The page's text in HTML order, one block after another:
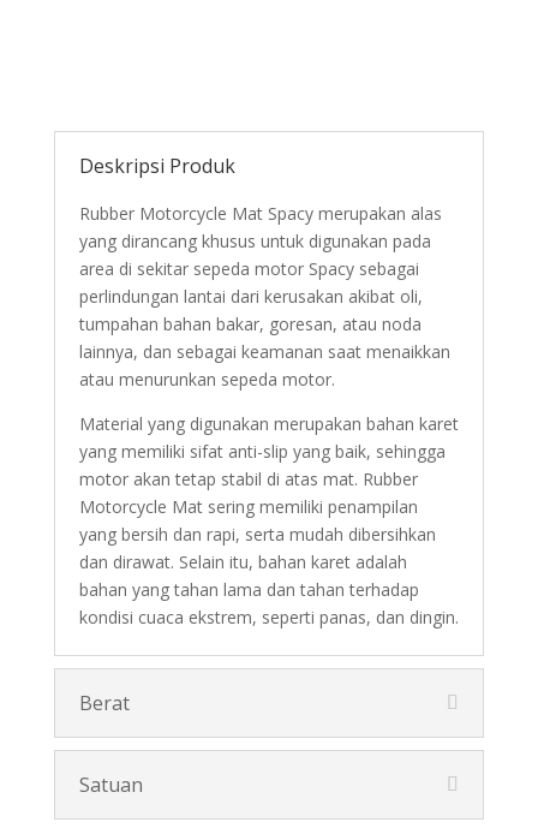
Deskripsi Produk
Rubber Motorcycle Mat Spacy merupakan alas
yang dirancang khusus untuk digunakan pada
area di sekitar sepeda motor Spacy sebagai
perlindungan lantai dari kerusakan akibat oli,
tumpahan bahan bakar, goresan, atau noda
lainnya, dan sebagai keamanan saat menaikkan
atau menurunkan sepeda motor.
Material yang digunakan merupakan bahan karet
yang memiliki sifat anti-slip yang baik, sehingga
motor akan tetap stabil di atas mat. Rubber
Motorcycle Mat sering memiliki penampilan
yang bersih dan rapi, serta mudah dibersihkan
dan dirawat. Selain itu, bahan karet adalah
bahan yang tahan lama dan tahan terhadap
kondisi cuaca ekstrem, seperti panas, dan dingin.
Berat
Satuan